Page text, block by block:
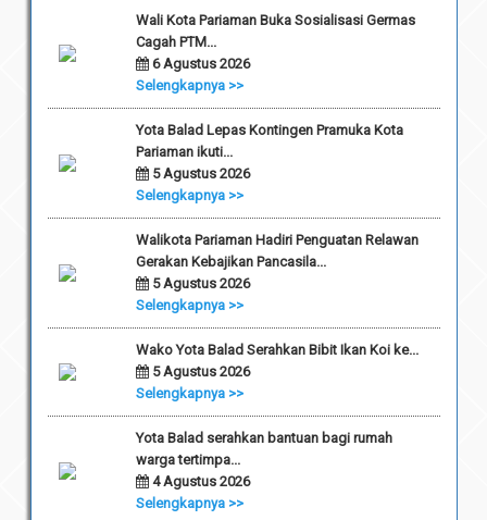
Wali Kota Pariaman Buka Sosialisasi Germas
Cagah PTM...
6 Agustus 2026
Selengkapnya >>
Yota Balad Lepas Kontingen Pramuka Kota
Pariaman ikuti...
5 Agustus 2026
Selengkapnya >>
Walikota Pariaman Hadiri Penguatan Relawan
Gerakan Kebajikan Pancasila...
5 Agustus 2026
Selengkapnya >>
Wako Yota Balad Serahkan Bibit Ikan Koi ke...
5 Agustus 2026
Selengkapnya >>
Yota Balad serahkan bantuan bagi rumah
warga tertimpa...
4 Agustus 2026
Selengkapnya >>